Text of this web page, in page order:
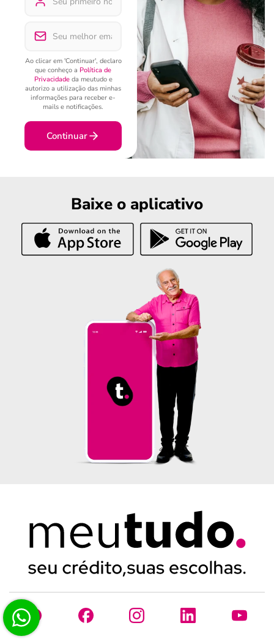
Ao clicar em 'Continuar', declaro
que conheço a Política de
Privacidadeda meutudo e
autorizo a utilização das minhas
informações para receber e-
mails e notificações.
Continuar
Baixe o aplicativo